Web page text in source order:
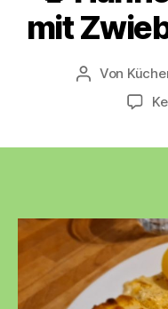
mit
Von